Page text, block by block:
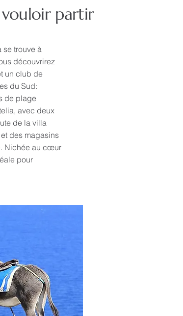
vouloir partir
se trouve à
découvrirez
un club de
du Sud:
de plage
avec deux
de la villa
des magasins
Nichée au cœur
pour